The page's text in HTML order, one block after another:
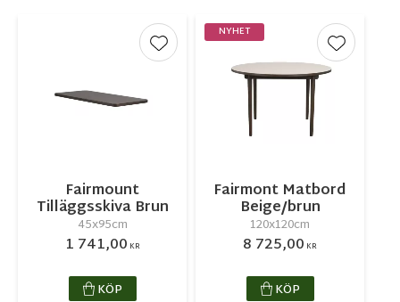
Fairmount
Tilläggsskiva Brun
45x95cm
1 741,00 KR
Lägg till i favoriter
KÖP
Fairmont Matbord
Beige/brun
120x120cm
8 725,00 KR
NYHET
Lägg till
KÖP